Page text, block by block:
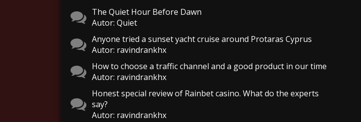
The Quiet Hour Before Dawn
Autor: Quiet
Anyone tried a sunset yacht cruise around Protaras Cyprus
Autor: ravindrankhx
How to choose a traffic channel and a good product in our time
Autor: ravindrankhx
Honest special review of Rainbet casino. What do the experts
say?
Autor: ravindrankhx